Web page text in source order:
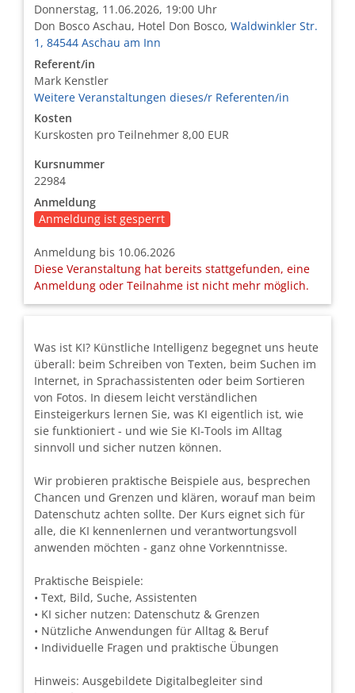
Donnerstag, 11.06.2026, 19:00 Uhr
Don Bosco Aschau, Hotel Don Bosco, Waldwinkler Str.
1, 84544 Aschau am Inn
Referent/in
Mark Kenstler
Weitere Veranstaltungen dieses/r Referenten/in
Kosten
Kurskosten pro Teilnehmer 8,00 EUR
Kursnummer
22984
Anmeldung
Anmeldung ist gesperrt
Anmeldung bis 10.06.2026
Diese Veranstaltung hat bereits stattgefunden, eine
Anmeldung oder Teilnahme ist nicht mehr möglich.
Was ist KI? Künstliche Intelligenz begegnet uns heute
überall: beim Schreiben von Texten, beim Suchen im
Internet, in Sprachassistenten oder beim Sortieren
von Fotos. In diesem leicht verständlichen
Einsteigerkurs lernen Sie, was KI eigentlich ist, wie
sie funktioniert - und wie Sie KI-Tools im Alltag
sinnvoll und sicher nutzen können.
Wir probieren praktische Beispiele aus, besprechen
Chancen und Grenzen und klären, worauf man beim
Datenschutz achten sollte. Der Kurs eignet sich für
alle, die KI kennenlernen und verantwortungsvoll
anwenden möchten - ganz ohne Vorkenntnisse.
Praktische Beispiele:
• Text, Bild, Suche, Assistenten
• KI sicher nutzen: Datenschutz & Grenzen
• Nützliche Anwendungen für Alltag & Beruf
• Individuelle Fragen und praktische Übungen
Hinweis: Ausgebildete Digitalbegleiter sind